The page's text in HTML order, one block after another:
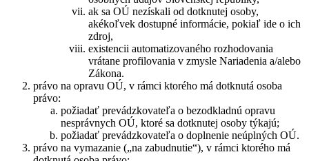
ak sa OÚ nezískali od dotknutej osoby,
akékoľvek dostupné informácie, pokiaľ ide o ich
zdroj,
existencii automatizovaného rozhodovania
vrátane profilovania v zmysle Nariadenia a/alebo
Zákona.
právo na opravu OÚ, v rámci ktorého má dotknutá osoba
právo:
požiadať prevádzkovateľa o bezodkladnú opravu
nesprávnych OÚ, ktoré sa dotknutej osoby týkajú;
požiadať prevádzkovateľa o doplnenie neúplných OÚ.
právo na vymazanie („na zabudnutie“), v rámci ktorého má